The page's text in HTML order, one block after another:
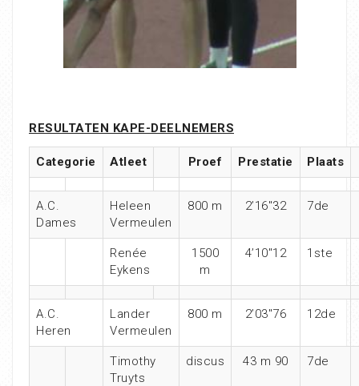
RESULTATEN KAPE-DEELNEMERS
Categorie Atleet Proef Prestatie Plaats
A.C.
Dames
Heleen
Vermeulen
800 m 2’16″32 7de
Renée
Eykens
1500
m
4’10″12 1ste
A.C.
Heren
Lander
Vermeulen
800 m 2’03″76 12de
Timothy
Truyts
discus 43 m 90 7de